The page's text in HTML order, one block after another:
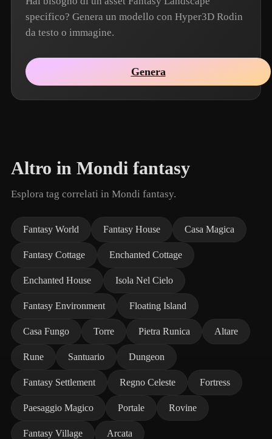
specifico? Genera un modello con Hyper3D Rodin
da testo o immagine.
Genera
Altro in Mondi fantasy
Esplora tag correlati in Mondi fantasy.
Fantasy World Fantasy House Casa Magica
Fantasy Cottage Enchanted Cottage
Enchanted House Isola Nel Cielo
Fantasy Environment Floating Island
Casa Fungo Torre Pietra Runica Altare
Rune Santuario Dungeon
Fantasy Settlement Regno Celeste Fortress
Paesaggio Magico Portale Rovine
Fantasy Village Arcata